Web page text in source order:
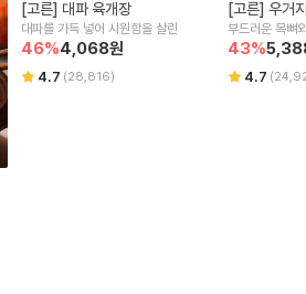
[고른] 대파 육개장
대파를 가득 넣어 시원함을 살린
46%4,068원
4.7 (28,816)
[고른] 우거
부드러운 목뼈
43%
4.7 (